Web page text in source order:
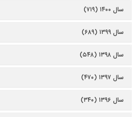
سال ۱۴۰۰ (۷۱۹)
سال ۱۳۹۹ (۶۸۹)
سال ۱۳۹۸ (۵۴۸)
سال ۱۳۹۷ (۴۷۰)
سال ۱۳۹۶ (۳۴۰)